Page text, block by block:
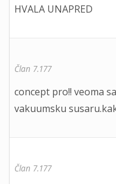
HVALA UNAPRED
Član 7.177
concept pro!! veoma
vakuumsku
Član 7.177